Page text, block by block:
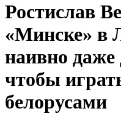
Ростислав
«Минске» в
наивно даже
чтобы
белорусами